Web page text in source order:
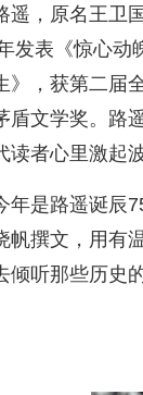
遥，原名王卫
发表《惊心动
》，获第二
盾文学奖。路
读者心里激起波
年是路遥诞辰
帆撰文，用有
倾听那些历史